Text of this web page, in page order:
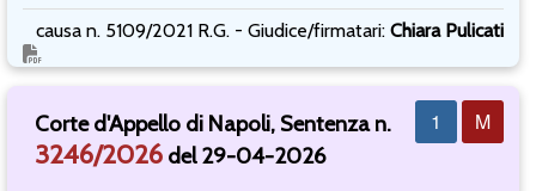
causa n. 5109/2021 R.G. - Giudice/firmatari: Chiara Pulicati
M
1
Corte d'Appello di Napoli, Sentenza n.
3246/2026del 29-04-2026